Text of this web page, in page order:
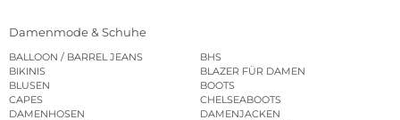
Damenmode & Schuhe
BALLOON / BARREL JEANS
BHS
BIKINIS
BLAZER FÜR DAMEN
BLUSEN
BOOTS
CAPES
CHELSEABOOTS
DAMENHOSEN
DAMENJACKEN